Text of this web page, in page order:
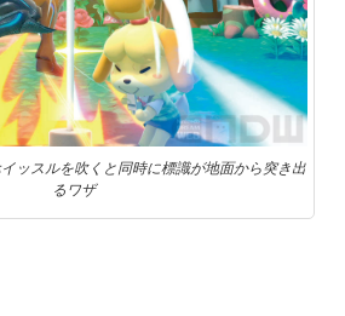
ッスルを吹くと同時に標識が地面から突き出
るワザ